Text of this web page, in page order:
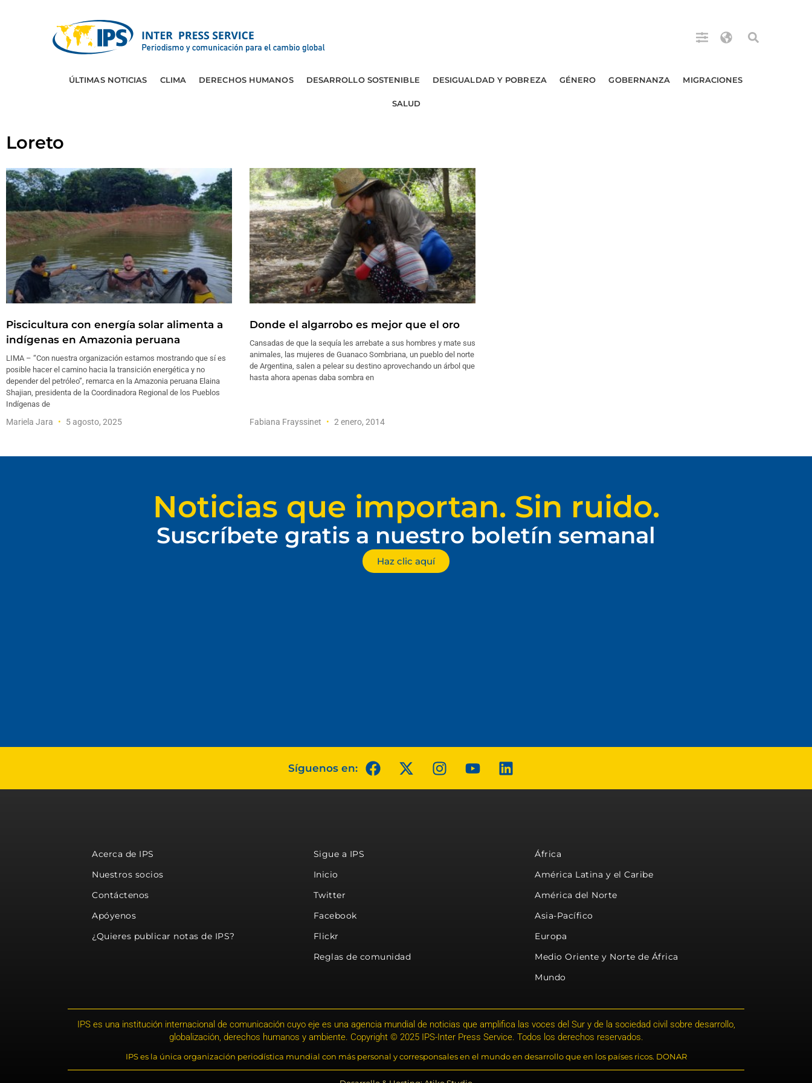
ÚLTIMAS NOTICIAS CLIMA DERECHOS HUMANOS DESARROLLO SOSTENIBLE DESIGUALDAD Y POBREZA GÉNERO GOBERNANZA MIGRACIONES
SALUD
Loreto
Piscicultura con energía solar alimenta a
indígenas en Amazonia peruana
LIMA – “Con nuestra organización estamos mostrando que sí es
posible hacer el camino hacia la transición energética y no
depender del petróleo”, remarca en la Amazonia peruana Elaina
Shajian, presidenta de la Coordinadora Regional de los Pueblos
Indígenas de
Mariela Jara 5 agosto, 2025
Donde el algarrobo es mejor que el oro
Cansadas de que la sequía les arrebate a sus hombres y mate sus
animales, las mujeres de Guanaco Sombriana, un pueblo del norte
de Argentina, salen a pelear su destino aprovechando un árbol que
hasta ahora apenas daba sombra en
Fabiana Frayssinet 2 enero, 2014
Noticias que importan. Sin ruido.
Suscríbete gratis a nuestro boletín semanal
Haz clic aquí
Síguenos en:
Acerca de IPS
Nuestros socios
Contáctenos
Apóyenos
¿Quieres publicar notas de IPS?
Sigue a IPS
Inicio
Twitter
Facebook
Flickr
Reglas de comunidad
África
América Latina y el Caribe
América del Norte
Asia-Pacífico
Europa
Medio Oriente y Norte de África
Mundo
IPS es una institución internacional de comunicación cuyo eje es una agencia mundial de noticias que amplifica las voces del Sur y de la sociedad civil sobre desarrollo,
globalización, derechos humanos y ambiente. Copyright © 2025 IPS-Inter Press Service. Todos los derechos reservados.
IPS es la única organización periodística mundial con más personal y corresponsales en el mundo en desarrollo que en los países ricos. DONAR